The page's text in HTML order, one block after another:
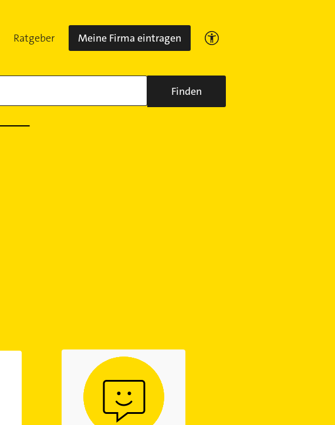
Ratgeber Meine Firma eintragen
Finden